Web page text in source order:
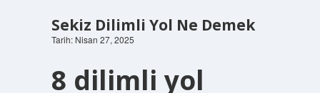
Sekiz Dilimli Yol Ne Demek
Tarih: Nisan 27, 2025
8 dilimli yol